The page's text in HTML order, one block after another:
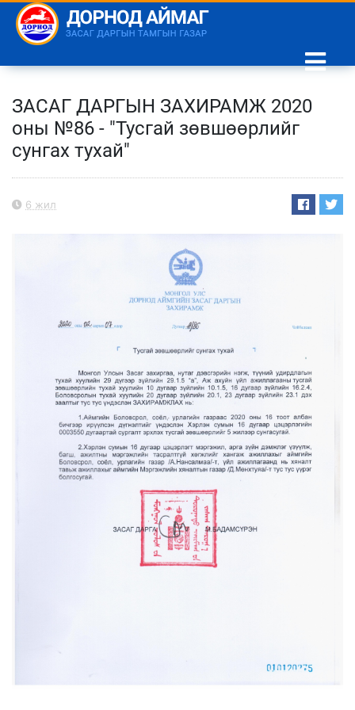
ЗАСАГ ДАРГЫН ЗАХИРАМЖ 2020
оны №86 - "Тусгай зөвшөөрлийг
сунгах тухай"
6 жил